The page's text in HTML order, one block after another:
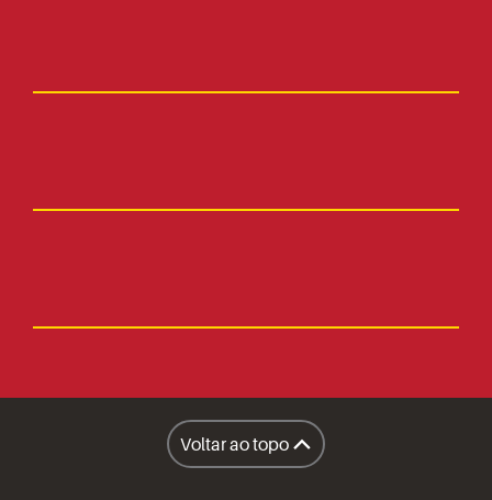
Lanchonete Móvel
RestaurantesVoltar ao topo